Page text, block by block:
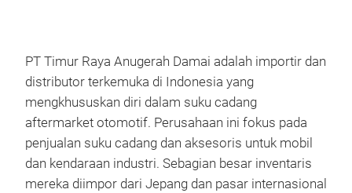
PT Timur Raya Anugerah Damai adalah importir dan
distributor terkemuka di Indonesia yang
mengkhususkan diri dalam suku cadang
aftermarket otomotif. Perusahaan ini fokus pada
penjualan suku cadang dan aksesoris untuk mobil
dan kendaraan industri. Sebagian besar inventaris
mereka diimpor dari Jepang dan pasar internasional